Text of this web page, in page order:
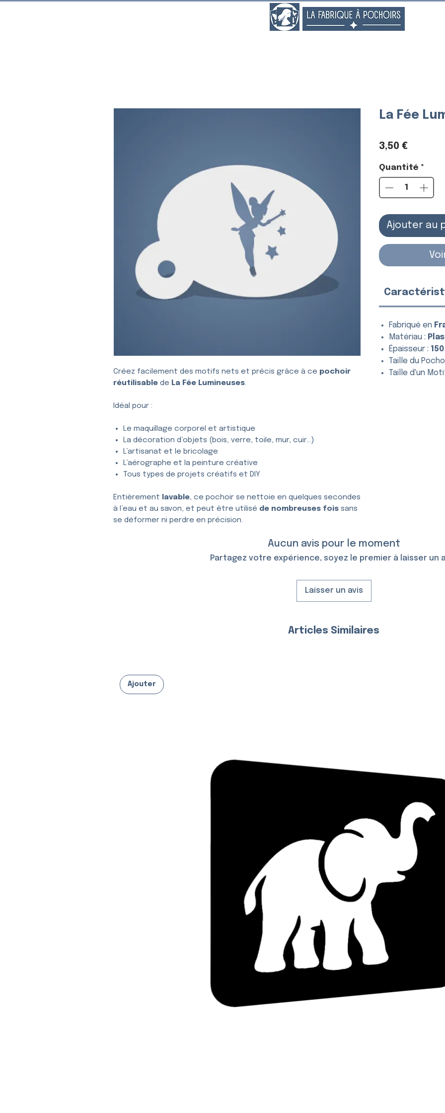
Créez facilement des motifs nets et précis grâce à ce pochoir
réutilisable de La Fée Lumineuses.
Idéal pour :
Le maquillage corporel et artistique
La décoration d’objets (bois, verre, toile, mur, cuir…)
L’artisanat et le bricolage
L’aérographe et la peinture créative
Tous types de projets créatifs et DIY
Entièrement lavable, ce pochoir se nettoie en quelques secondes
à l’eau et au savon, et peut être utilisé de nombreuses foissans
se déformer ni perdre en précision.
La Fée
3,50 €Prix
Quantité *
Ajouter au
Fabriqué en
Matériau :
Épaisseur :
Taille du
Taille d'un
Aucun avis pour le moment
Partagez votre expérience, soyez le premier à laisser un
Laisser un avis
Articles Similaires
Ajouter